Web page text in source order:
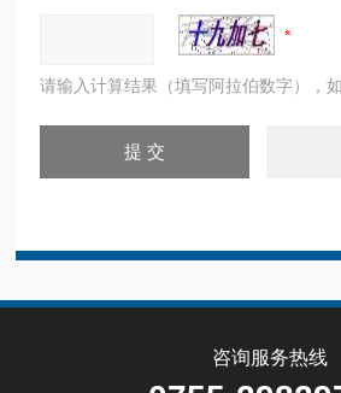
请输入计算结果（填写阿拉伯数字），
咨询服务热线